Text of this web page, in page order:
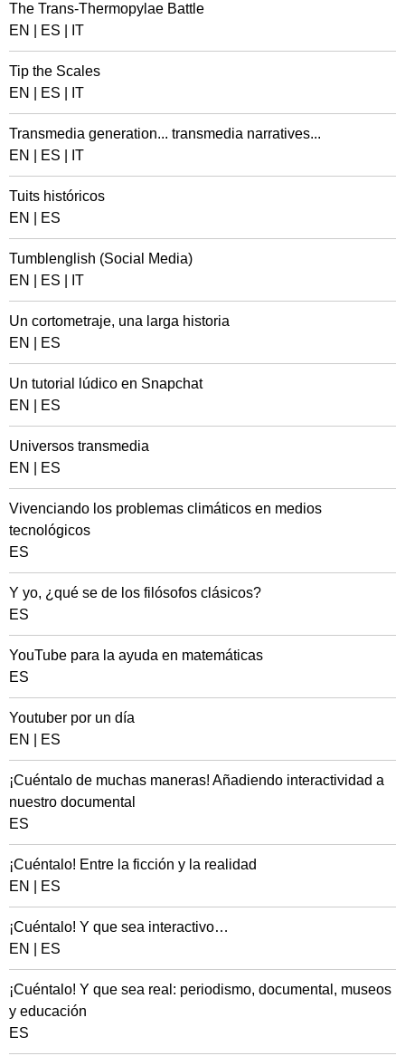
The Trans-Thermopylae Battle
EN
ES IT
Tip the Scales
EN
ES IT
Transmedia generation... transmedia narratives...
EN
ES IT
Tuits históricos
EN
ES
Tumblenglish (Social Media)
EN
ES IT
Un cortometraje, una larga historia
EN
ES
Un tutorial lúdico en Snapchat
EN
ES
Universos transmedia
EN
ES
Vivenciando los problemas climáticos en medios
tecnológicos
ES
Y yo, ¿qué se de los filósofos clásicos?
ES
YouTube para la ayuda en matemáticas
ES
Youtuber por un día
EN
ES
¡Cuéntalo de muchas maneras! Añadiendo interactividad a
nuestro documental
ES
¡Cuéntalo! Entre la ficción y la realidad
EN
ES
¡Cuéntalo! Y que sea interactivo…
EN
ES
¡Cuéntalo! Y que sea real: periodismo, documental, museos
y educación
ES